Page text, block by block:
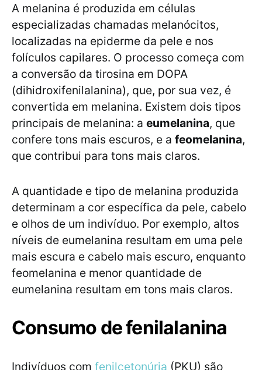
A melanina é produzida em células
especializadas chamadas melanócitos,
localizadas na epiderme da pele e nos
folículos capilares. O processo começa com
a conversão da tirosina em DOPA
(dihidroxifenilalanina), que, por sua vez, é
convertida em melanina. Existem dois tipos
principais de melanina: a eumelanina, que
confere tons mais escuros, e a feomelanina,
que contribui para tons mais claros.
A quantidade e tipo de melanina produzida
determinam a cor específica da pele, cabelo
e olhos de um indivíduo. Por exemplo, altos
níveis de eumelanina resultam em uma pele
mais escura e cabelo mais escuro, enquanto
feomelanina e menor quantidade de
eumelanina resultam em tons mais claros.
Consumo de fenilalanina
Indivíduos com fenilcetonúria (PKU) são